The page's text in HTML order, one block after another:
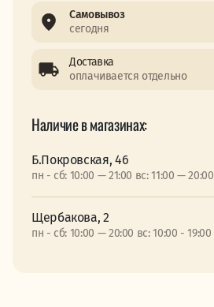
Самовывоз
сегодня
Доставка
оплачивается отдельно
Наличие в магазинах:
Б.Покровская, 46
пн - сб: 10:00 — 21:00 вс: 11:00 — 20:00
Щербакова, 2
пн - сб: 10:00 — 20:00 вс: 10:00 - 19:00